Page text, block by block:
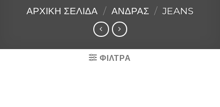
ΑΡΧΙΚΉ ΣΕΛΊΔΑ / ΑΝΔΡΑΣ / JEANS
ΦΙΛΤΡΑ